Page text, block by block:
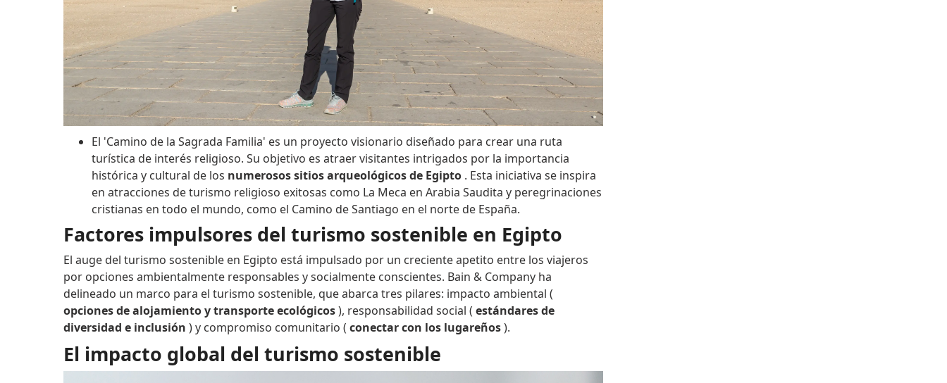
El 'Camino de la Sagrada Familia' es un proyecto visionario diseñado para crear una ruta
turística de interés religioso. Su objetivo es atraer visitantes intrigados por la importancia
histórica y cultural de los numerosos sitios arqueológicos de Egipto . Esta iniciativa se inspira
en atracciones de turismo religioso exitosas como La Meca en Arabia Saudita y peregrinaciones
cristianas en todo el mundo, como el Camino de Santiago en el norte de España.
Factores impulsores del turismo sostenible en Egipto
El auge del turismo sostenible en Egipto está impulsado por un creciente apetito entre los viajeros
por opciones ambientalmente responsables y socialmente conscientes. Bain & Company ha
delineado un marco para el turismo sostenible, que abarca tres pilares: impacto ambiental (
opciones de alojamiento y transporte ecológicos), responsabilidad social ( estándares de
diversidad e inclusión ) y compromiso comunitario ( conectar con los lugareños).
El impacto global del turismo sostenible